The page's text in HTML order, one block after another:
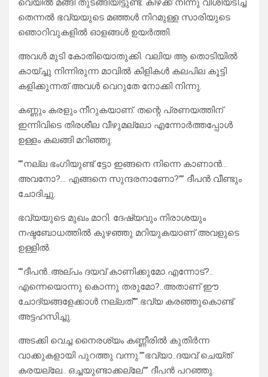
വെയിൽ മങ്ങി തുടങ്ങിയിട്ടുണ്ട്. കിഴക്ക് നിന്നു വീശിയടിച്ച
തെന്നൽ ഭവ്യയുടെ മഞ്ഞൾ നിറമുള്ള സാരിയുടെ
ഞൊറിവുകളിൽ ഓളങ്ങൾ ഉയർത്തി.
അവൾ മുടി കോതിയൊതുക്കി. വലിയ ആ തൊടിയിൽ
കായ്ച്ചു നിന്നിരുന്ന മാവിൽ കിളികൾ കലപില കൂട്ടി
കളിക്കുന്നത് അവൾ വെറുതേ നോക്കി നിന്നു.
കണ്ണും കരളും നീറുകയാണ്. തന്റെ പ്രണയത്തിന്
ഇന്നിവിടെ തിരശീല വീഴുമല്ലോ എന്നോർത്തപ്പോൾ
ഉള്ളം കലങ്ങി മറിഞ്ഞു.
“”നല്ല ഭംഗിയുണ്ട് ട്ടോ ഇങ്ങനെ നിന്നെ കാണാൻ…
അവനോ?… എങ്ങനെ സുന്ദരനാണോ?”” ദീപൻ വീണ്ടും
ചോദിച്ചു.
ഭവ്യയുടെ മുഖം മാറി. ദേഷ്യവും നിരാശയും
നഷ്ടബോധത്തിൽ കുഴഞ്ഞു മറിയുകയാണ് അവളുടെ
ഉള്ളിൽ.
“”ദീപൻ..അല്പം ദയവ് കാണിക്കുമോ എന്നോട്?..
എന്നെയൊന്നു കൊന്നു തരുമോ?..അതാണ് ഈ
ചോദ്യങ്ങളേക്കാൾ നല്ലത്””.ഭവ്യ കരഞ്ഞുകൊണ്ട്
അട്ടഹസിച്ചു.
അടക്കി വെച്ച നൈരശ്യം കണ്ണീരിൽ കുതിർന്ന
വാക്കുകളായി പുറത്തു വന്നു.””ഭവ്യാ..ദയവ് ചെയ്ത്
കരയല്ലേ.. ഒച്ചയുണ്ടാക്കല്ലേ”” ദീപൻ പറഞ്ഞു.